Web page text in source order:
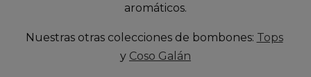
aromáticos.
Nuestras otras colecciones de bombones: Tops
y Coso Galán